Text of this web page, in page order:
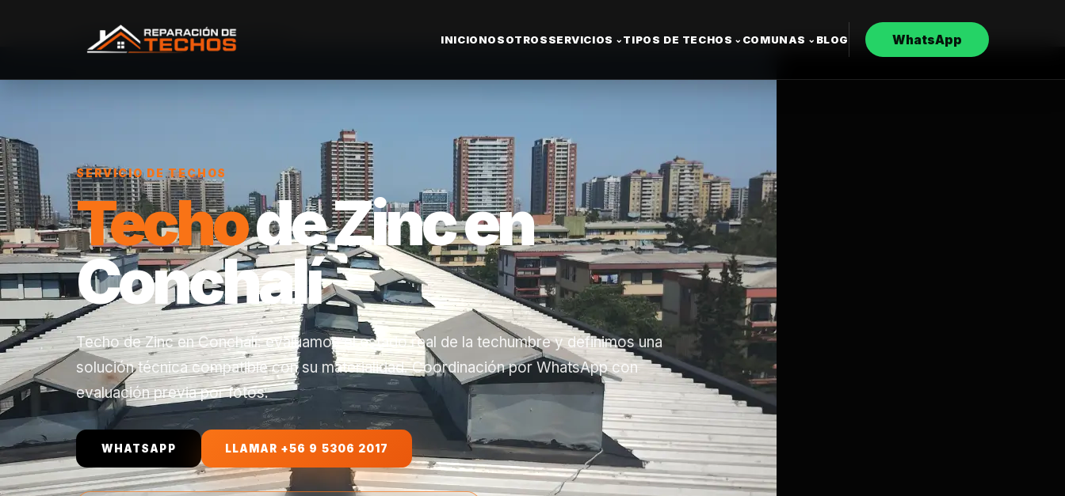
INICIONOSOTROSSERVICIOS ⌄ TIPOS DE TECHOS ⌄ COMUNAS ⌄ BLOG WhatsApp
Inicio/Servicios/Techo de Zinc
SERVICIO DE TECHOS
Techode Zinc en
Conchalí
Techo de Zinc en Conchalí: evaluamos el estado real de la techumbre y definimos una
solución técnica compatible con su materialidad. Coordinación por WhatsApp con
evaluación previa por fotos.
WHATSAPP LLAMAR +56 9 5306 2017